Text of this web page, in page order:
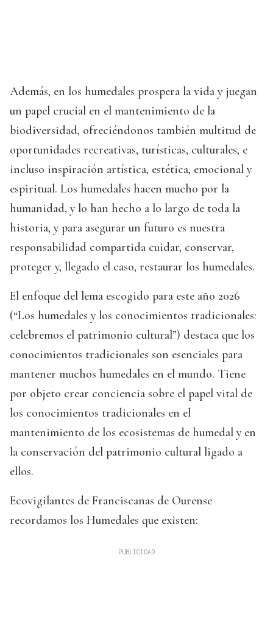
Además, en los humedales prospera la vida y juegan
un papel crucial en el mantenimiento de la
biodiversidad, ofreciéndonos también multitud de
oportunidades recreativas, turísticas, culturales, e
incluso inspiración artística, estética, emocional y
espiritual. Los humedales hacen mucho por la
humanidad, y lo han hecho a lo largo de toda la
historia, y para asegurar un futuro es nuestra
responsabilidad compartida cuidar, conservar,
proteger y, llegado el caso, restaurar los humedales.
El enfoque del lema escogido para este año 2026
(“Los humedales y los conocimientos tradicionales:
celebremos el patrimonio cultural”) destaca que los
conocimientos tradicionales son esenciales para
mantener muchos humedales en el mundo. Tiene
por objeto crear conciencia sobre el papel vital de
los conocimientos tradicionales en el
mantenimiento de los ecosistemas de humedal y en
la conservación del patrimonio cultural ligado a
ellos.
Ecovigilantes de Franciscanas de Ourense
recordamos los Humedales que existen: